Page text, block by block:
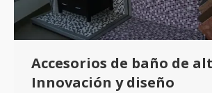
Accesorios de baño de
Innovación y diseño